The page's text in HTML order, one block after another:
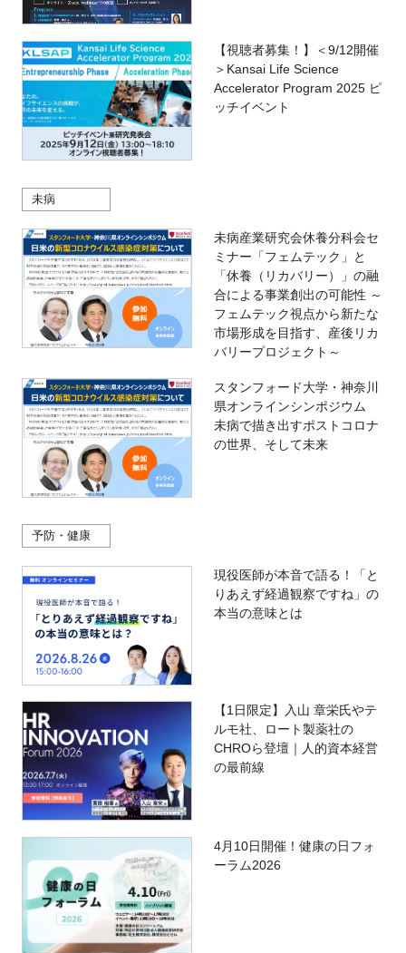
【視聴者募集！】＜9/12開催
＞Kansai Life Science
Accelerator Program 2025 ピ
ッチイベント
未病
未病産業研究会休養分科会セ
ミナー「フェムテック」と
「休養（リカバリー）」の融
合による事業創出の可能性 ～
フェムテック視点から新たな
市場形成を目指す、産後リカ
バリープロジェクト～
スタンフォード⼤学・神奈川
県オンラインシンポジウム
未病で描き出すポストコロナ
の世界、そして未来
予防・健康
現役医師が本音で語る！「と
りあえず経過観察ですね」の
本当の意味とは
【1日限定】入山 章栄氏やテ
ルモ社、ロート製薬社の
CHROら登壇｜人的資本経営
の最前線
4月10日開催！健康の日フォ
ーラム2026